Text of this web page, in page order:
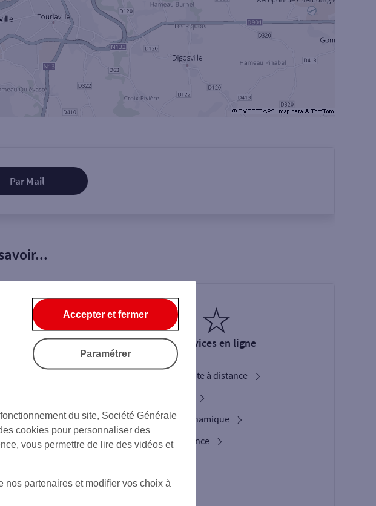
Par Mail
Services en ligne
Ouverture de compte à distance
L'option Crypto Dynamique
Les services d’urgence
du site, Société Générale
cookies pour personnaliser des
vous permettre de lire des vidéos et
nos partenaires et modifier vos choix à
Accepter et fermer
Paramétrer